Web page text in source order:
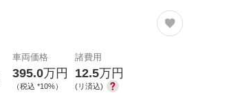
車両価格
395.0万円
（税込 *10%）
諸費用
12.5万円
(リ済込)